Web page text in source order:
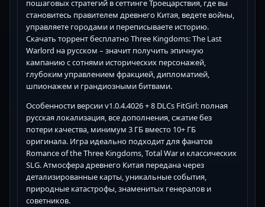
пошаговых стратегий в сеттинге Троецарствия, где вы
становитесь правителем древнего Китая, ведете войны,
управляете городами и переписываете историю.
Скачать торрент бесплатно Three Kingdoms: The Last
Warlord на русском – значит получить эпичную
кампанию с сотнями исторических персонажей,
глубоким управлением фракцией, дипломатией,
шпионажем и грандиозными битвами.
Особенности версии v1.0.4.4026 + 8 DLCs FitGirl: полная
русская локализация, все дополнения, сжатие без
потери качества, минимум 3 ГБ вместо 10+ ГБ
оригинала. Игра идеально подходит для фанатов
Romance of the Three Kingdoms, Total War и классических
SLG. Атмосфера древнего Китая передана через
детализированные карты, уникальные события,
природные катастрофы, знаменитых генералов и
советников.